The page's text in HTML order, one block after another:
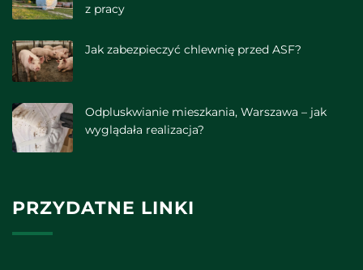
z pracy
Jak zabezpieczyć chlewnię przed ASF?
Odpluskwianie mieszkania, Warszawa – jak
wyglądała realizacja?
PRZYDATNE LINKI